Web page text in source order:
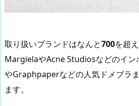
取り扱いブランドはなんと700を超
MargielaやAcne Studiosなどのイン
やGraphpaperなどの人気ドメブラ
ます。